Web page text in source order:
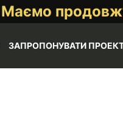
Маємо
ЗАПРОПОНУВАТИ